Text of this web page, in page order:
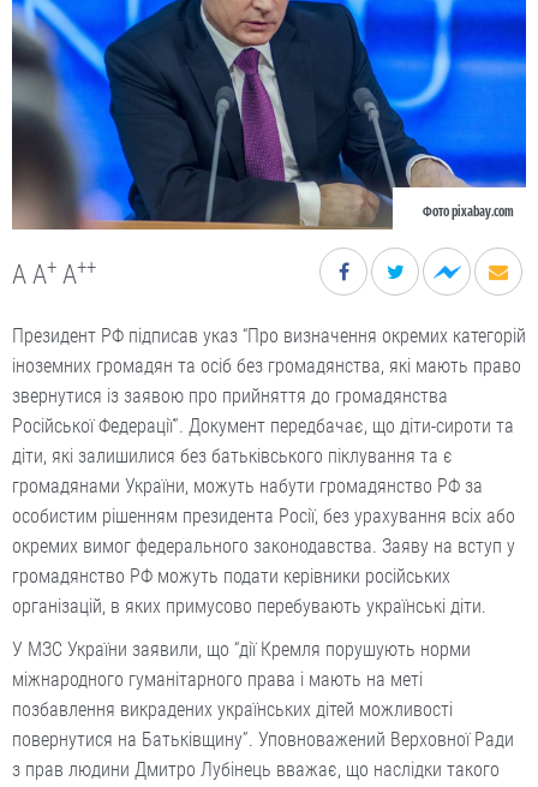
Фото pixabay.com
A A+ A++
Президент РФ підписав указ “Про визначення окремих категорій
іноземних громадян та осіб без громадянства, які мають право
звернутися із заявою про прийняття до громадянства
Російської Федерації”. Документ передбачає, що діти-сироти та
діти, які залишилися без батьківського піклування та є
громадянами України, можуть набути громадянство РФ за
особистим рішенням президента Росії, без урахування всіх або
окремих вимог федерального законодавства. Заяву на вступ у
громадянство РФ можуть подати керівники російських
організацій, в яких примусово перебувають українські діти.
У МЗС України заявили, що “дії Кремля порушують норми
міжнародного гуманітарного права і мають на меті
позбавлення викрадених українських дітей можливості
повернутися на Батьківщину”. Уповноважений Верховної Ради
з прав людини Дмитро Лубінець вважає, що наслідки такого